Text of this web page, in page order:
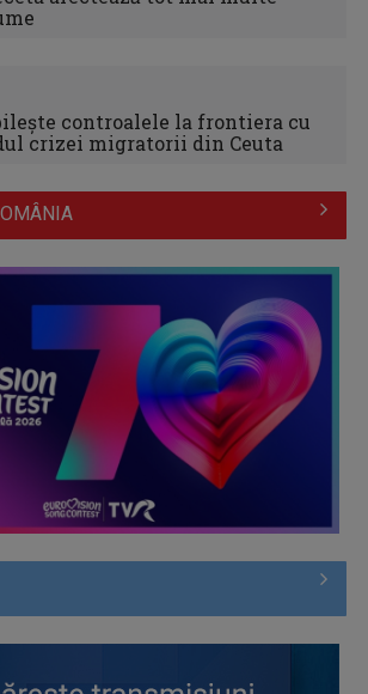
controalele la frontiera cu
crizei migratorii din Ceuta